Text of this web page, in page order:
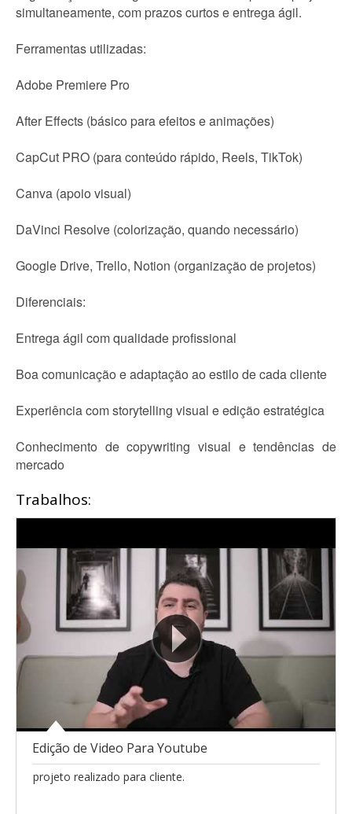
simultaneamente, com prazos curtos e entrega ágil.
Ferramentas utilizadas:
Adobe Premiere Pro
After Effects (básico para efeitos e animações)
CapCut PRO (para conteúdo rápido, Reels, TikTok)
Canva (apoio visual)
DaVinci Resolve (colorização, quando necessário)
Google Drive, Trello, Notion (organização de projetos)
Diferenciais:
Entrega ágil com qualidade profissional
Boa comunicação e adaptação ao estilo de cada cliente
Experiência com storytelling visual e edição estratégica
Conhecimento de copywriting visual e tendências de
mercado
Trabalhos:
Edição de Video Para Youtube
projeto realizado para cliente.